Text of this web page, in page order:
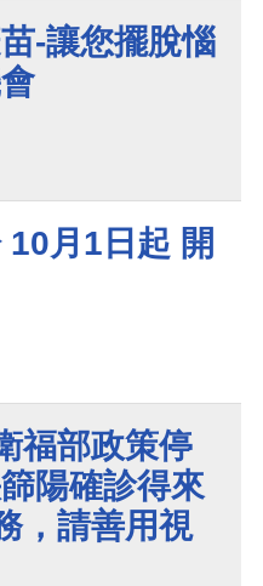
-讓您擺脫惱
月1日起 開
福部政策停
陽確診得來
，請善用視